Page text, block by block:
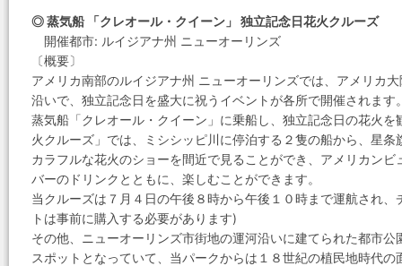
◎ 蒸気船 「クレオール・クイーン」 独立記念日花火クルーズ
開催都市: ルイジアナ州 ニューオーリンズ
〔概要〕
アメリカ南部のルイジアナ州 ニューオーリンズでは、アメリカ
沿いで、独立記念日を盛大に祝うイベントが各所で開催されます
蒸気船「クレオール・クイーン」に乗船し、独立記念日の花火
火クルーズ」では、ミシシッピ川に停泊する２隻の船から、星
カラフルな花火のショーを間近で見ることができ、アメリカン
バーのドリンクとともに、楽しむことができます。
当クルーズは７月４日の午後８時から午後１０時まで運航され
トは事前に購入する必要があります)
その他、ニューオーリンズ市街地の運河沿いに建てられた都市
スポットとなっていて、当パークからは１８世紀の植民地時代